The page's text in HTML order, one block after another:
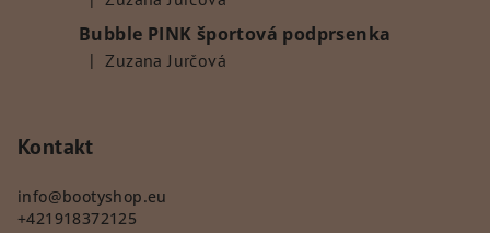
Hodnotenie produktu je 5 z 5 hviezdičiek.
Bubble PINK športová podprsenka
Hodnotenie produktu je 5 z 5 hviezdičiek.
| Zuzana Jurčová
Kontakt
info@bootyshop.eu
+421918372125